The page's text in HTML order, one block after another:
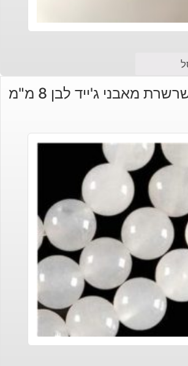
מאבני ג'ייד לבן 8 מ"מ